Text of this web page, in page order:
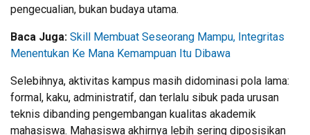
pengecualian, bukan budaya utama.
Baca Juga: Skill Membuat Seseorang Mampu, Integritas
Menentukan Ke Mana Kemampuan Itu Dibawa
Selebihnya, aktivitas kampus masih didominasi pola lama:
formal, kaku, administratif, dan terlalu sibuk pada urusan
teknis dibanding pengembangan kualitas akademik
mahasiswa. Mahasiswa akhirnya lebih sering diposisikan